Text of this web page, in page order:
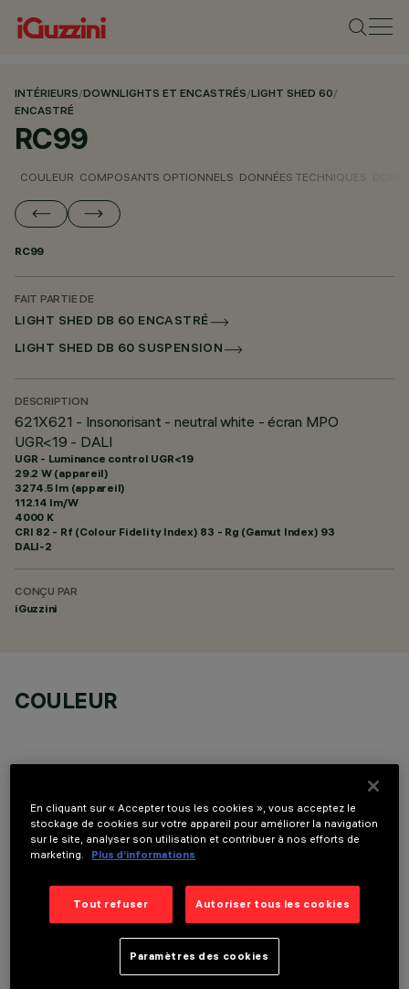
INTÉRIEURS/DOWNLIGHTS ET ENCASTRÉS/LIGHT SHED 60/
ENCASTRÉ
RC99
COULEUR COMPOSANTS OPTIONNELS DONNÉES TECHNIQUES
RC99
FAIT PARTIE DE
LIGHT SHED DB 60 ENCASTRÉ
LIGHT SHED DB 60 SUSPENSION
DESCRIPTION
621X621 - Insonorisant - neutral white - écran MPO
UGR<19 - DALI
UGR - Luminance control UGR<19
29.2 W (appareil)
3274.5 lm (appareil)
112.14 lm/W
4000 K
CRI 82 - Rf (Colour Fidelity Index) 83 - Rg (Gamut Index) 93
DALI-2
CONÇU PAR
iGuzzini
COULEUR
COMPOSANTS OPTIONNELS
DONNÉES TECHNIQUES
En cliquant sur « Accepter tous les cookies », vous acceptez le
stockage de cookies sur votre appareil pour améliorer la navigation
sur le site, analyser son utilisation et contribuer à nos efforts de
marketing.
Plus d’informations
Tout refuser Autoriser tous les cookies
Paramètres des cookies